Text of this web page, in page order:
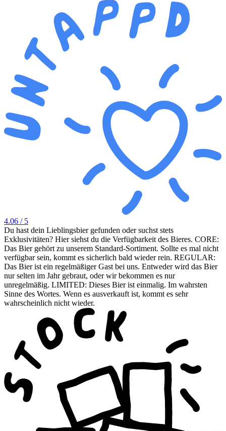
4.06 / 5
Du hast dein Lieblingsbier gefunden oder suchst stets
Exklusivitäten? Hier siehst du die Verfügbarkeit des Bieres. CORE:
Das Bier gehört zu unserem Standard-Sortiment. Sollte es mal nicht
verfügbar sein, kommt es sicherlich bald wieder rein. REGULAR:
Das Bier ist ein regelmäßiger Gast bei uns. Entweder wird das Bier
nur selten im Jahr gebraut, oder wir bekommen es nur
unregelmäßig. LIMITED: Dieses Bier ist einmalig. Im wahrsten
Sinne des Wortes. Wenn es ausverkauft ist, kommt es sehr
wahrscheinlich nicht wieder.